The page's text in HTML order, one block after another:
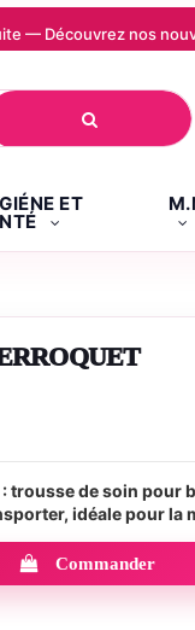
— Découvrez nos
ET
: trousse de soin
idéale pour la
Commander